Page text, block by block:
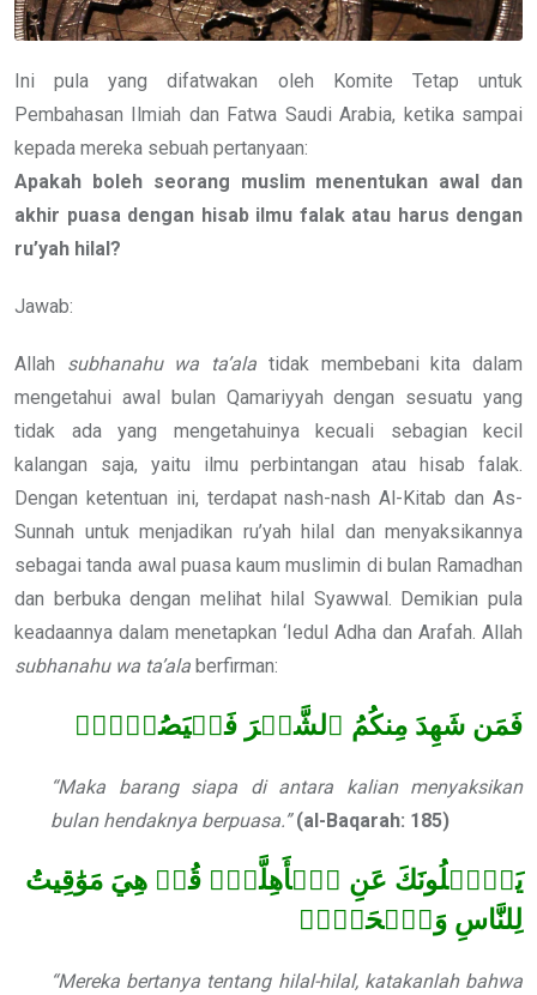
Ini pula yang difatwakan oleh Komite Tetap untuk
Pembahasan Ilmiah dan Fatwa Saudi Arabia, ketika sampai
kepada mereka sebuah pertanyaan:
Apakah boleh seorang muslim menentukan awal dan
akhir puasa dengan hisab ilmu falak atau harus dengan
ru’yah hilal?
Jawab:
Allah subhanahu wa ta’ala tidak membebani kita dalam
mengetahui awal bulan Qamariyyah dengan sesuatu yang
tidak ada yang mengetahuinya kecuali sebagian kecil
kalangan saja, yaitu ilmu perbintangan atau hisab falak.
Dengan ketentuan ini, terdapat nash-nash Al-Kitab dan As-
Sunnah untuk menjadikan ru’yah hilal dan menyaksikannya
sebagai tanda awal puasa kaum muslimin di bulan Ramadhan
dan berbuka dengan melihat hilal Syawwal. Demikian pula
keadaannya dalam menetapkan ‘Iedul Adha dan Arafah. Allah
subhanahu wa ta’ala berfirman:
فَمَن شَهِدَ مِنكُمُ ٱلشَّهۡرَ فَلۡيَصُمۡهُۖ
“Maka barang siapa di antara kalian menyaksikan
bulan hendaknya berpuasa.” (al-Baqarah: 185)
يَسۡ‍َٔلُونَكَ عَنِ ٱلۡأَهِلَّةِۖ قُلۡ هِيَ مَوَٰقِيتُ
لِلنَّاسِ وَٱلۡحَجِّۗ
“Mereka bertanya tentang hilal-hilal, katakanlah bahwa